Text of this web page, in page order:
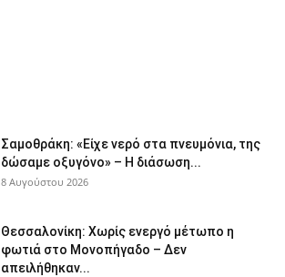
Σαμοθράκη: «Είχε νερό στα πνευμόνια, της
δώσαμε οξυγόνο» – Η διάσωση...
8 Αυγούστου 2026
Θεσσαλονίκη: Χωρίς ενεργό μέτωπο η
φωτιά στο Μονοπήγαδο – Δεν
απειλήθηκαν...